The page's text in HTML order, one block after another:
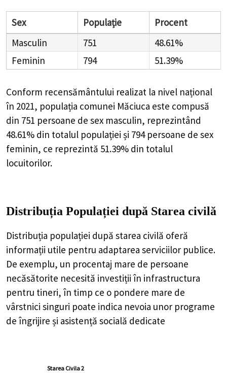
Sex Populație
Procent
Masculin
751
48.61%
Feminin
794 51.39%
Conform recensământului realizat la nivel național
în 2021, populația comunei Măciuca este compusă
din 751 persoane de sex masculin, reprezintând
48.61% din totalul populației și 794 persoane de sex
feminin, ce reprezintă 51.39% din totalul
locuitorilor.
Distribuția Populației după Starea civilă
Distribuția populației după starea civilă oferă
informații utile pentru adaptarea serviciilor publice.
De exemplu, un procentaj mare de persoane
necăsătorite necesită investiții în infrastructura
pentru tineri, în timp ce o pondere mare de
vârstnici singuri poate indica nevoia unor programe
de îngrijire și asistență socială dedicate
Starea Civila 2